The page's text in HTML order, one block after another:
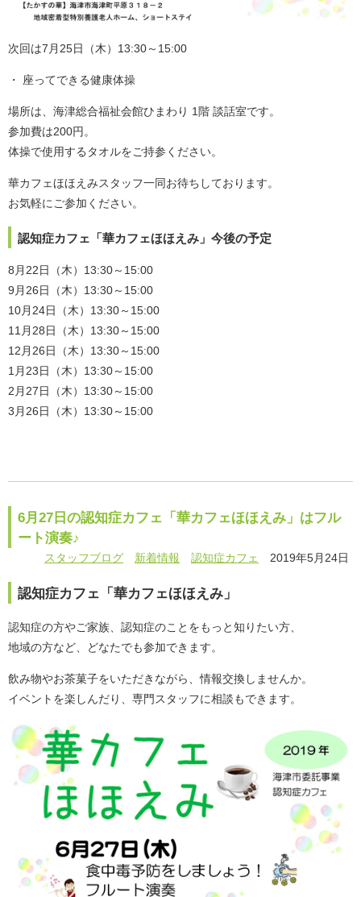
次回は7月25日（木）13:30～15:00
座ってできる健康体操
場所は、海津総合福祉会館ひまわり 1階 談話室です。
参加費は200円。
体操で使用するタオルをご持参ください。
華カフェほほえみスタッフ一同お待ちしております。
お気軽にご参加ください。
認知症カフェ「華カフェほほえみ」今後の予定
8月22日（木）13:30～15:00
9月26日（木）13:30～15:00
10月24日（木）13:30～15:00
11月28日（木）13:30～15:00
12月26日（木）13:30～15:00
1月23日（木）13:30～15:00
2月27日（木）13:30～15:00
3月26日（木）13:30～15:00
6月27日の認知症カフェ「華カフェほほえみ」はフル
ート演奏♪
スタッフブログ 新着情報 認知症カフェ 2019年5月24日
認知症カフェ「華カフェほほえみ」
認知症の方やご家族、認知症のことをもっと知りたい方、
地域の方など、どなたでも参加できます。
飲み物やお茶菓子をいただきながら、情報交換しませんか。
イベントを楽しんだり、専門スタッフに相談もできます。